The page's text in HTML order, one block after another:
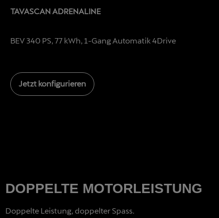
TAVASCAN ADRENALINE
BEV 340 PS, 77 kWh, 1-Gang Automatik 4Drive
Jetzt konfigurieren
DOPPELTE MOTORLEISTUNG
Doppelte Leistung, doppelter Spass.